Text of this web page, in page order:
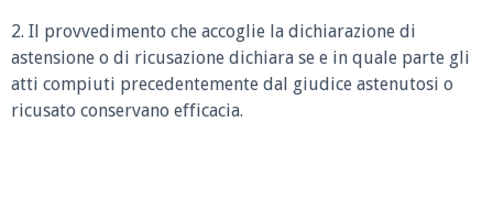
2. Il provvedimento che accoglie la dichiarazione di
astensione o di ricusazione dichiara se e in quale parte gli
atti compiuti precedentemente dal giudice astenutosi o
ricusato conservano efficacia.